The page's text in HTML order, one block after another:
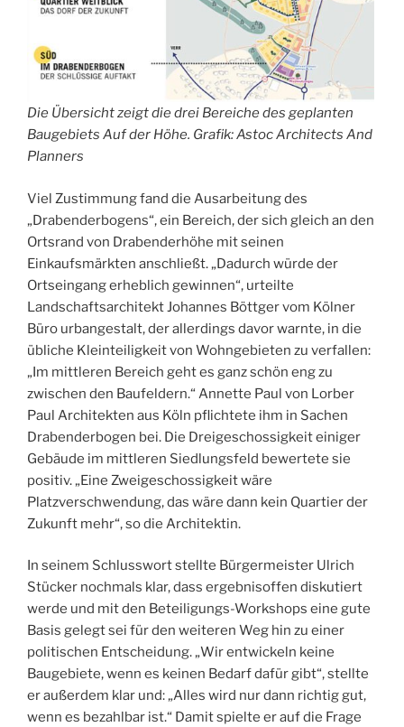
Die Übersicht zeigt die drei Bereiche des geplanten
Baugebiets Auf der Höhe. Grafik: Astoc Architects And
Planners
Viel Zustimmung fand die Ausarbeitung des
„Drabenderbogens“, ein Bereich, der sich gleich an den
Ortsrand von Drabenderhöhe mit seinen
Einkaufsmärkten anschließt. „Dadurch würde der
Ortseingang erheblich gewinnen“, urteilte
Landschaftsarchitekt Johannes Böttger vom Kölner
Büro urbangestalt, der allerdings davor warnte, in die
übliche Kleinteiligkeit von Wohngebieten zu verfallen:
„Im mittleren Bereich geht es ganz schön eng zu
zwischen den Baufeldern.“ Annette Paul von Lorber
Paul Architekten aus Köln pflichtete ihm in Sachen
Drabenderbogen bei. Die Dreigeschossigkeit einiger
Gebäude im mittleren Siedlungsfeld bewertete sie
positiv. „Eine Zweigeschossigkeit wäre
Platzverschwendung, das wäre dann kein Quartier der
Zukunft mehr“, so die Architektin.
In seinem Schlusswort stellte Bürgermeister Ulrich
Stücker nochmals klar, dass ergebnisoffen diskutiert
werde und mit den Beteiligungs-Workshops eine gute
Basis gelegt sei für den weiteren Weg hin zu einer
politischen Entscheidung. „Wir entwickeln keine
Baugebiete, wenn es keinen Bedarf dafür gibt“, stellte
er außerdem klar und: „Alles wird nur dann richtig gut,
wenn es bezahlbar ist.“ Damit spielte er auf die Frage